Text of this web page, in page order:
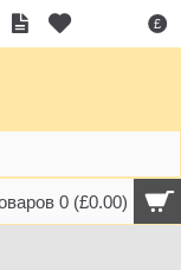
£
0 (£0.00)